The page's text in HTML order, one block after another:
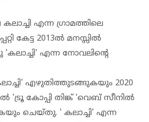
എന്ന ഗ്രാമത്തിലെ
കേട്ട 2013ല്‍ മനസ്സില്‍
'കലാച്ചി' എന്ന നോവലിന്റെ
എഴുതിത്തുടങ്ങുകയും 2020
'ട്രൂ കോപ്പി തിങ്ക് 'വെബ് സീനില്‍
ചെയ്തു. ' കലാച്ചി' എന്ന